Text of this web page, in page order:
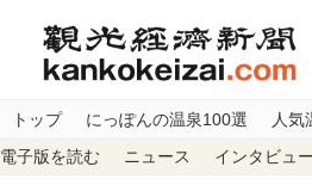
トップ にっぽんの温泉100選 人気
電子版を読む ニュース インタビュー